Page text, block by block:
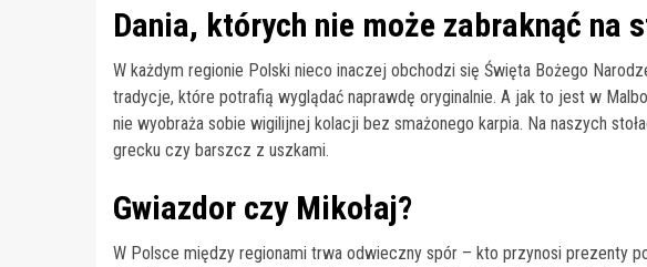
Dania, których nie może zabraknąć na
W każdym regionie Polski nieco inaczej obchodzi się Święta Bożego
tradycje, które potrafią wyglądać naprawdę oryginalnie. A jak to jest w
nie wyobraża sobie wigilijnej kolacji bez smażonego karpia. Na naszych
grecku czy barszcz z uszkami.
Gwiazdor czy Mikołaj?
W Polsce między regionami trwa odwieczny spór – kto przynosi prezenty